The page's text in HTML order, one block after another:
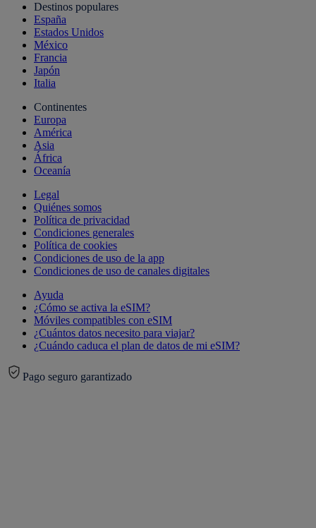
Destinos populares
España
Estados Unidos
México
Francia
Japón
Italia
Continentes
Europa
América
Asia
África
Oceanía
Legal
Quiénes somos
Política de privacidad
Condiciones generales
Política de cookies
Condiciones de uso de la app
Condiciones de uso de canales digitales
Ayuda
¿Cómo se activa la eSIM?
Móviles compatibles con eSIM
¿Cuántos datos necesito para viajar?
¿Cuándo caduca el plan de datos de mi eSIM?
Pago seguro garantizado